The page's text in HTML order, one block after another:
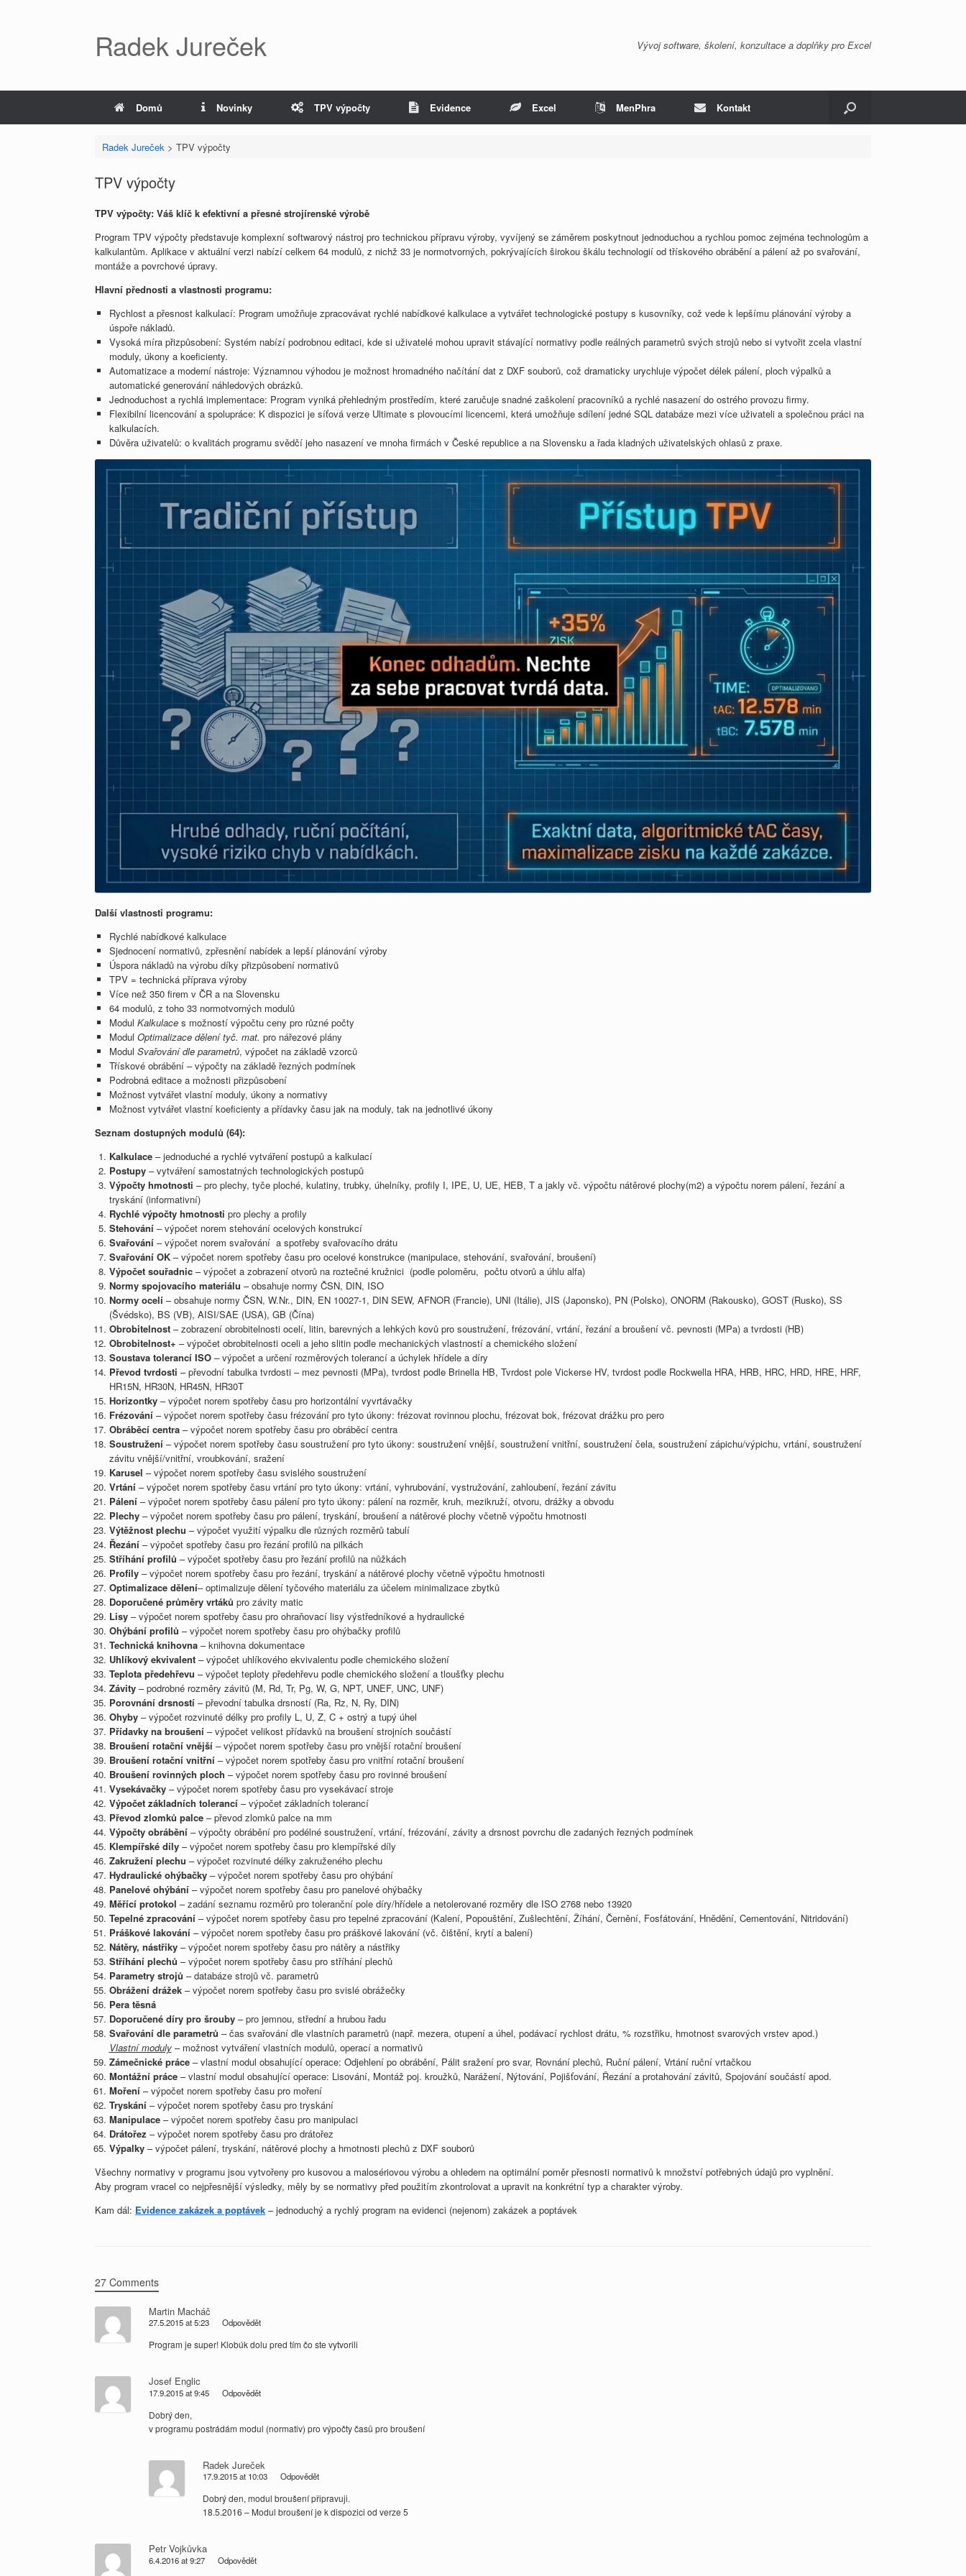
Radek Jureček Vývoj software, školení, konzultace a doplňky pro Excel
Domů Novinky TPV výpočty Evidence Excel MenPhra Kontakt
Radek Jureček > TPV výpočty
TPV výpočty
TPV výpočty: Váš klíč k efektivní a přesné strojírenské výrobě
Program TPV výpočty představuje komplexní softwarový nástroj pro technickou přípravu výroby, vyvíjený se záměrem poskytnout jednoduchou a rychlou pomoc zejména technologům a
kalkulantům. Aplikace v aktuální verzi nabízí celkem 64 modulů, z nichž 33 je normotvorných, pokrývajících širokou škálu technologií od třískového obrábění a pálení až po svařování,
montáže a povrchové úpravy.
Hlavní přednosti a vlastnosti programu:
Rychlost a přesnost kalkulací: Program umožňuje zpracovávat rychlé nabídkové kalkulace a vytvářet technologické postupy s kusovníky, což vede k lepšímu plánování výroby a
úspoře nákladů.
Vysoká míra přizpůsobení: Systém nabízí podrobnou editaci, kde si uživatelé mohou upravit stávající normativy podle reálných parametrů svých strojů nebo si vytvořit zcela vlastní
moduly, úkony a koeficienty.
Automatizace a moderní nástroje: Významnou výhodou je možnost hromadného načítání dat z DXF souborů, což dramaticky urychluje výpočet délek pálení, ploch výpalků a
automatické generování náhledových obrázků.
Jednoduchost a rychlá implementace: Program vyniká přehledným prostředím, které zaručuje snadné zaškolení pracovníků a rychlé nasazení do ostrého provozu firmy.
Flexibilní licencování a spolupráce: K dispozici je síťová verze Ultimate s plovoucími licencemi, která umožňuje sdílení jedné SQL databáze mezi více uživateli a společnou práci na
kalkulacích.
Důvěra uživatelů: o kvalitách programu svědčí jeho nasazení ve mnoha firmách v České republice a na Slovensku a řada kladných uživatelských ohlasů z praxe.
Další vlastnosti programu:
Rychlé nabídkové kalkulace
Sjednocení normativů, zpřesnění nabídek a lepší plánování výroby
Úspora nákladů na výrobu díky přizpůsobení normativů
TPV = technická příprava výroby
Více než 350 firem v ČR a na Slovensku
64 modulů, z toho 33 normotvorných modulů
Modul Kalkulaces možností výpočtu ceny pro různé počty
Modul Optimalizace dělení tyč. mat. pro nářezové plány
Modul Svařování dle parametrů, výpočet na základě vzorců
Třískové obrábění – výpočty na základě řezných podmínek
Podrobná editace a možnosti přizpůsobení
Možnost vytvářet vlastní moduly, úkony a normativy
Možnost vytvářet vlastní koeficienty a přídavky času jak na moduly, tak na jednotlivé úkony
Seznam dostupných modulů (64):
Kalkulace– jednoduché a rychlé vytváření postupů a kalkulací
Postupy– vytváření samostatných technologických postupů
Výpočty hmotnosti – pro plechy, tyče ploché, kulatiny, trubky, úhelníky, profily I, IPE, U, UE, HEB, T a jakly vč. výpočtu nátěrové plochy(m2) a výpočtu norem pálení, řezání a
tryskání (informativní)
Rychlé výpočty hmotnosti pro plechy a profily
Stehování– výpočet norem stehování ocelových konstrukcí
Svařování– výpočet norem svařování a spotřeby svařovacího drátu
Svařování OK– výpočet norem spotřeby času pro ocelové konstrukce (manipulace, stehování, svařování, broušení)
Výpočet souřadnic– výpočet a zobrazení otvorů na roztečné kružnici (podle poloměru, počtu otvorů a úhlu alfa)
Normy spojovacího materiálu – obsahuje normy ČSN, DIN, ISO
Normy ocelí– obsahuje normy ČSN, W.Nr., DIN, EN 10027-1, DIN SEW, AFNOR (Francie), UNI (Itálie), JIS (Japonsko), PN (Polsko), ONORM (Rakousko), GOST (Rusko), SS
(Švédsko), BS (VB), AISI/SAE (USA), GB (Čína)
Obrobitelnost– zobrazení obrobitelnosti ocelí, litin, barevných a lehkých kovů pro soustružení, frézování, vrtání, řezání a broušení vč. pevnosti (MPa) a tvrdosti (HB)
Obrobitelnost+ – výpočet obrobitelnosti oceli a jeho slitin podle mechanických vlastností a chemického složení
Soustava tolerancí ISO– výpočet a určení rozměrových tolerancí a úchylek hřídele a díry
Převod tvrdosti – převodní tabulka tvrdosti – mez pevnosti (MPa), tvrdost podle Brinella HB, Tvrdost pole Vickerse HV, tvrdost podle Rockwella HRA, HRB, HRC, HRD, HRE, HRF,
HR15N, HR30N, HR45N, HR30T
Horizontky– výpočet norem spotřeby času pro horizontální vyvrtávačky
Frézování– výpočet norem spotřeby času frézování pro tyto úkony: frézovat rovinnou plochu, frézovat bok, frézovat drážku pro pero
Obráběcí centra– výpočet norem spotřeby času pro obráběcí centra
Soustružení– výpočet norem spotřeby času soustružení pro tyto úkony: soustružení vnější, soustružení vnitřní, soustružení čela, soustružení zápichu/výpichu, vrtání, soustružení
závitu vnější/vnitřní, vroubkování, sražení
Karusel – výpočet norem spotřeby času svislého soustružení
Vrtání– výpočet norem spotřeby času vrtání pro tyto úkony: vrtání, vyhrubování, vystružování, zahloubení, řezání závitu
Pálení– výpočet norem spotřeby času pálení pro tyto úkony: pálení na rozměr, kruh, mezikruží, otvoru, drážky a obvodu
Plechy– výpočet norem spotřeby času pro pálení, tryskání, broušení a nátěrové plochy včetně výpočtu hmotnosti
Výtěžnost plechu – výpočet využití výpalku dle různých rozměrů tabulí
Řezání– výpočet spotřeby času pro řezání profilů na pilkách
Stříhání profilů – výpočet spotřeby času pro řezání profilů na nůžkách
Profily– výpočet norem spotřeby času pro řezání, tryskání a nátěrové plochy včetně výpočtu hmotnosti
Optimalizace dělení– optimalizuje dělení tyčového materiálu za účelem minimalizace zbytků
Doporučené průměry vrtáků pro závity matic
Lisy– výpočet norem spotřeby času pro ohraňovací lisy výstředníkové a hydraulické
Ohýbání profilů – výpočet norem spotřeby času pro ohýbačky profilů
Technická knihovna– knihovna dokumentace
Uhlíkový ekvivalent– výpočet uhlíkového ekvivalentu podle chemického složení
Teplota předehřevu – výpočet teploty předehřevu podle chemického složení a tloušťky plechu
Závity– podrobné rozměry závitů (M, Rd, Tr, Pg, W, G, NPT, UNEF, UNC, UNF)
Porovnání drsností– převodní tabulka drsností (Ra, Rz, N, Ry, DIN)
Ohyby– výpočet rozvinuté délky pro profily L, U, Z, C + ostrý a tupý úhel
Přídavky na broušení– výpočet velikost přídavků na broušení strojních součástí
Broušení rotační vnější– výpočet norem spotřeby času pro vnější rotační broušení
Broušení rotační vnitřní– výpočet norem spotřeby času pro vnitřní rotační broušení
Broušení rovinných ploch – výpočet norem spotřeby času pro rovinné broušení
Vysekávačky– výpočet norem spotřeby času pro vysekávací stroje
Výpočet základních tolerancí– výpočet základních tolerancí
Převod zlomků palce– převod zlomků palce na mm
Výpočty obrábění– výpočty obrábění pro podélné soustružení, vrtání, frézování, závity a drsnost povrchu dle zadaných řezných podmínek
Klempířské díly– výpočet norem spotřeby času pro klempířské díly
Zakružení plechu – výpočet rozvinuté délky zakruženého plechu
Hydraulické ohýbačky– výpočet norem spotřeby času pro ohýbání
Panelové ohýbání– výpočet norem spotřeby času pro panelové ohýbačky
Měřící protokol – zadání seznamu rozměrů pro toleranční pole díry/hřídele a netolerované rozměry dle ISO 2768 nebo 13920
Tepelné zpracování– výpočet norem spotřeby času pro tepelné zpracování (Kalení, Popouštění, Zušlechtění, Žíhání, Černění, Fosfátování, Hnědění, Cementování, Nitridování)
Práškové lakování– výpočet norem spotřeby času pro práškové lakování (vč. čištění, krytí a balení)
Nátěry, nástřiky– výpočet norem spotřeby času pro nátěry a nástřiky
Stříhání plechů – výpočet norem spotřeby času pro stříhání plechů
Parametry strojů – databáze strojů vč. parametrů
Obrážení drážek– výpočet norem spotřeby času pro svislé obrážečky
Pera těsná
Doporučené díry pro šrouby– pro jemnou, střední a hrubou řadu
Svařování dle parametrů – čas svařování dle vlastních parametrů (např. mezera, otupení a úhel, podávací rychlost drátu, % rozstřiku, hmotnost svarových vrstev apod.)
Vlastní moduly– možnost vytváření vlastních modulů, operací a normativů
Zámečnické práce– vlastní modul obsahující operace: Odjehlení po obrábění, Pálit sražení pro svar, Rovnání plechů, Ruční pálení, Vrtání ruční vrtačkou
Montážní práce– vlastní modul obsahující operace: Lisování, Montáž poj. kroužků, Narážení, Nýtování, Pojišťování, Řezání a protahování závitů, Spojování součástí apod.
Moření– výpočet norem spotřeby času pro moření
Tryskání– výpočet norem spotřeby času pro tryskání
Manipulace– výpočet norem spotřeby času pro manipulaci
Drátořez – výpočet norem spotřeby času pro drátořez
Výpalky– výpočet pálení, tryskání, nátěrové plochy a hmotnosti plechů z DXF souborů
Všechny normativy v programu jsou vytvořeny pro kusovou a malosériovou výrobu a ohledem na optimální poměr přesnosti normativů k množství potřebných údajů pro vyplnění.
Aby program vracel co nejpřesnější výsledky, měly by se normativy před použitím zkontrolovat a upravit na konkrétní typ a charakter výroby.
Kam dál: Evidence zakázek a poptávek – jednoduchý a rychlý program na evidenci (nejenom) zakázek a poptávek
27 Comments
Martin Macháč
27.5.2015 at 5:23 Odpovědět
Program je super! Klobúk dolu pred tím čo ste vytvorili
Josef Englic
17.9.2015 at 9:45 Odpovědět
Dobrý den,
v programu postrádám modul (normativ) pro výpočty časů pro broušení
Radek Jureček
17.9.2015 at 10:03 Odpovědět
Dobrý den, modul broušení připravuji.
18.5.2016 – Modul broušení je k dispozici od verze 5
Petr Vojkůvka
6.4.2016 at 9:27 Odpovědět